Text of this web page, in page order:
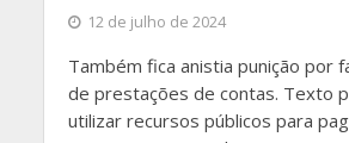
12 de julho de 2024
Também fica anistia punição por
de prestações de contas. Texto
utilizar recursos públicos para